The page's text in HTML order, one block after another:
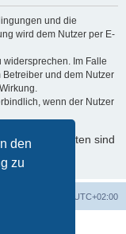
den
zu
und die
wird dem Nutzer per E-
widersprechen. Im Falle
und dem Nutzer
wenn der Nutzer
Daten sind
UTC+02:00
Limited